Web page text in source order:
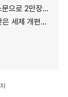
로 2만장 발급
키운 '학습 효과'